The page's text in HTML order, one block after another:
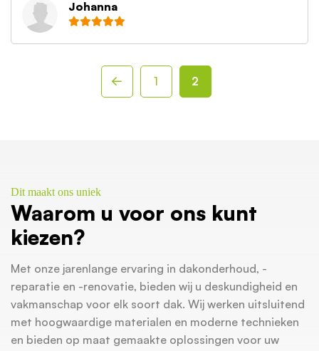
Johanna
paginering
1 2
Dit maakt ons uniek
Waarom u voor ons kunt
kiezen?
Met onze jarenlange ervaring in dakonderhoud, -
reparatie en -renovatie, bieden wij u deskundigheid en
vakmanschap voor elk soort dak. Wij werken uitsluitend
met hoogwaardige materialen en moderne technieken
en bieden op maat gemaakte oplossingen voor uw